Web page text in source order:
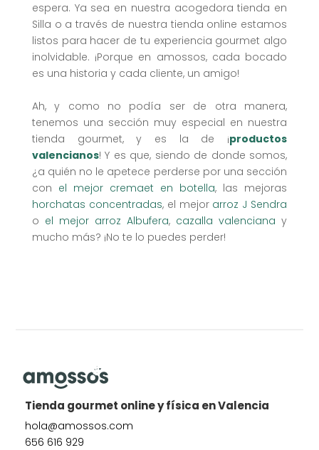
espera. Ya sea en nuestra acogedora tienda en
Silla o a través de nuestra tienda online estamos
listos para hacer de tu experiencia gourmet algo
inolvidable. ¡Porque en amossos, cada bocado
es una historia y cada cliente, un amigo!
Ah, y como no podía ser de otra manera,
tenemos una sección muy especial en nuestra
tienda gourmet, y es la de ¡productos
valencianos! Y es que, siendo de donde somos,
¿a quién no le apetece perderse por una sección
con el mejor cremaet en botella, las mejoras
horchatas concentradas, el mejor arroz J Sendra
o el mejor arroz Albufera, cazalla valenciana y
mucho más? ¡No te lo puedes perder!
Tienda gourmet online y física en Valencia
hola@amossos.com
656 616 929